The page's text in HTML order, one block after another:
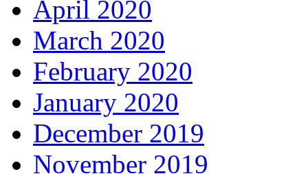
April 2020
March 2020
February 2020
January 2020
December 2019
November 2019